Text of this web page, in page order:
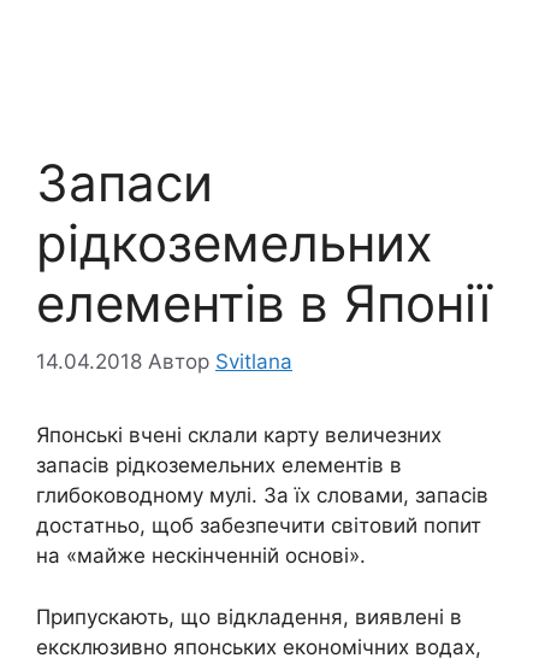
Запаси
рідкоземельних
елементів в Японії
14.04.2018 Автор Svitlana
Японські вчені склали карту величезних
запасів рідкоземельних елементів в
глибоководному мулі. За їх словами, запасів
достатньо, щоб забезпечити світовий попит
на «майже нескінченній основі».
Припускають, що відкладення, виявлені в
ексклюзивно японських економічних водах,